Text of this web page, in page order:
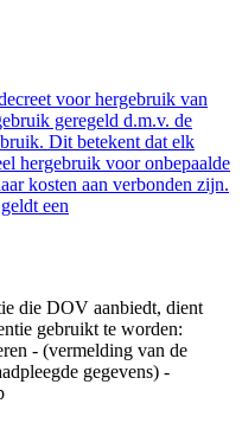
voor hergebruik van
geregeld d.m.v. de
Dit betekent dat elk
hergebruik voor onbepaalde
kosten aan verbonden zijn.
een
die DOV aanbiedt, dient
gebruikt te worden:
- (vermelding van de
gegevens) -